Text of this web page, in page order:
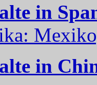
in
in